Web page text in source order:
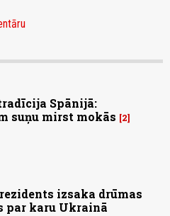
Spānijā:
suņu mirst mokās
2
izsaka drūmas
par karu Ukrainā